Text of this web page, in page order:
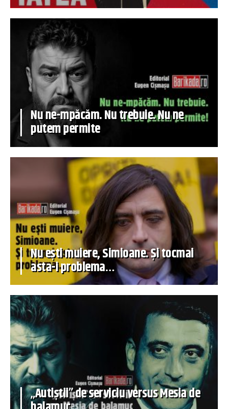
Nu ne-mpăcăm. Nu trebuie. Nu ne
putem permite
Nu ești muiere, Simioane. Și tocmai
asta-i problema…
„Autiștii” de serviciu versus Mesia de